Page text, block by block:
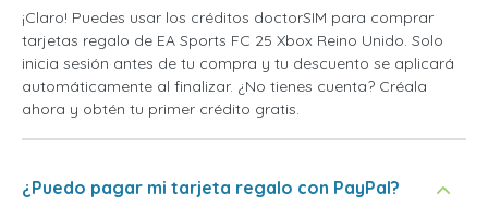
¡Claro! Puedes usar los créditos doctorSIM para comprar
tarjetas regalo de EA Sports FC 25 Xbox Reino Unido. Solo
inicia sesión antes de tu compra y tu descuento se aplicará
automáticamente al finalizar. ¿No tienes cuenta? Créala
ahora y obtén tu primer crédito gratis.
¿Puedo pagar mi tarjeta regalo con PayPal?